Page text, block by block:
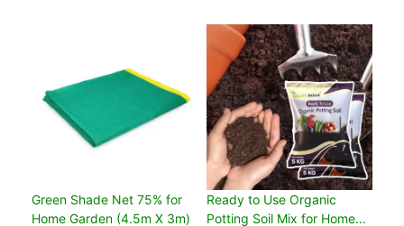
Green Shade Net 75% for
Home Garden (4.5m X 3m)
Ready to Use Organic
Potting Soil Mix for Home